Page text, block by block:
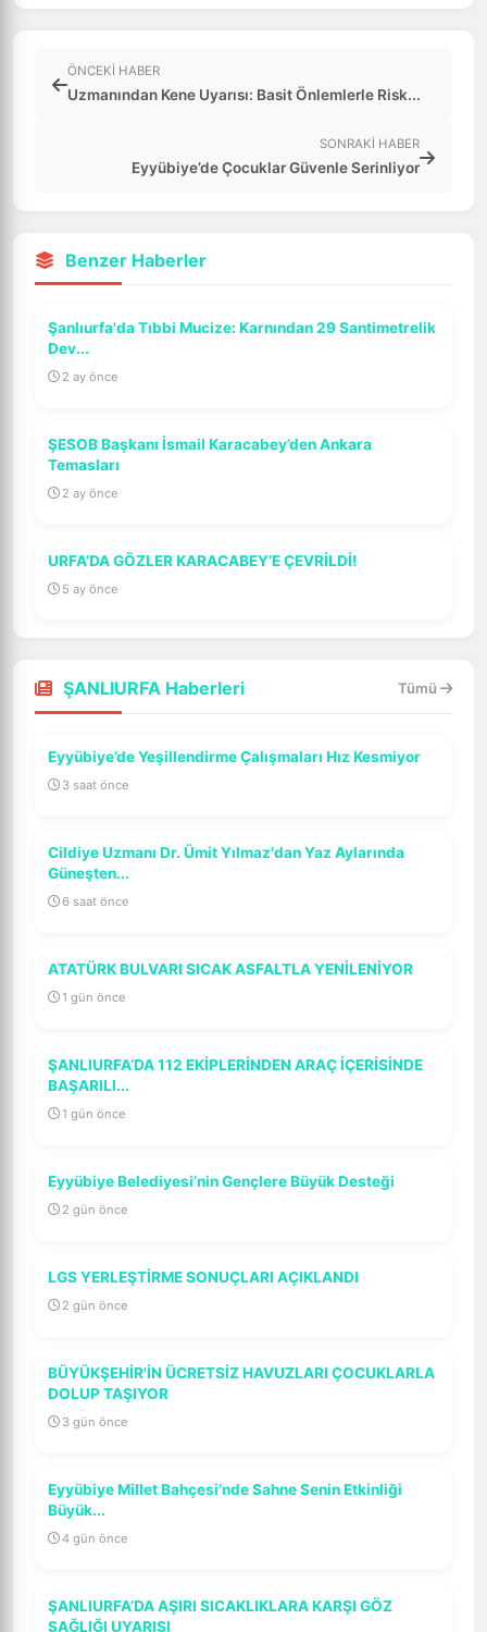
ÖNCEKI HABER
Uzmanından Kene Uyarısı: Basit Önlemlerle Risk...
SONRAKI HABER
Eyyübiye’de Çocuklar Güvenle Serinliyor
Benzer Haberler
Şanlıurfa'da Tıbbi Mucize: Karnından 29 Santimetrelik
Dev...
2 ay önce
ŞESOB Başkanı İsmail Karacabey’den Ankara
Temasları
2 ay önce
URFA’DA GÖZLER KARACABEY’E ÇEVRİLDİ!
5 ay önce
ŞANLIURFA Haberleri Tümü
Eyyübiye’de Yeşillendirme Çalışmaları Hız Kesmiyor
3 saat önce
Cildiye Uzmanı Dr. Ümit Yılmaz'dan Yaz Aylarında
Güneşten...
6 saat önce
ATATÜRK BULVARI SICAK ASFALTLA YENİLENİYOR
1 gün önce
ŞANLIURFA’DA 112 EKİPLERİNDEN ARAÇ İÇERİSİNDE
BAŞARILI...
1 gün önce
Eyyübiye Belediyesi’nin Gençlere Büyük Desteği
2 gün önce
LGS YERLEŞTİRME SONUÇLARI AÇIKLANDI
2 gün önce
BÜYÜKŞEHİR'İN ÜCRETSİZ HAVUZLARI ÇOCUKLARLA
DOLUP TAŞIYOR
3 gün önce
Eyyübiye Millet Bahçesi’nde Sahne Senin Etkinliği
Büyük...
4 gün önce
ŞANLIURFA’DA AŞIRI SICAKLIKLARA KARŞI GÖZ
SAĞLIĞI UYARISI